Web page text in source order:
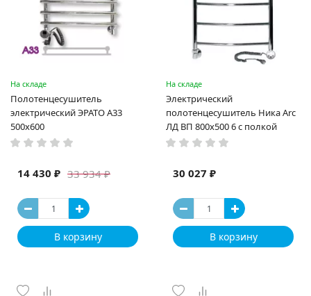
На складе
Полотенцесушитель
электрический ЭРАТО А33
500x600
33 934 ₽
14 430 ₽
В корзину
На складе
Электрический
полотенцесушитель Ника Arc
ЛД ВП 800x500 6 с полкой
30 027 ₽
В корзину